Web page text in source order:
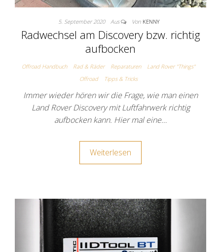
5. September 2020 Aus Von KENNY
Radwechsel am Discovery bzw. richtig
aufbocken
Offroad Handbuch Rad & Räder Reparaturen
Land Rover "Things"
Offroad
Tipps & Tricks
Immer wieder hören wir die Frage, wie man einen
Land Rover Discovery mit Luftfahrwerk richtig
aufbocken kann. Hier mal eine…
Weiterlesen